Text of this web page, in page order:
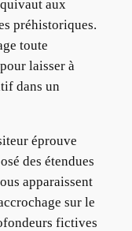
aux
préhistoriques.
toute
laisser à
dans un
éprouve
des étendues
apparaissent
sur le
fictives